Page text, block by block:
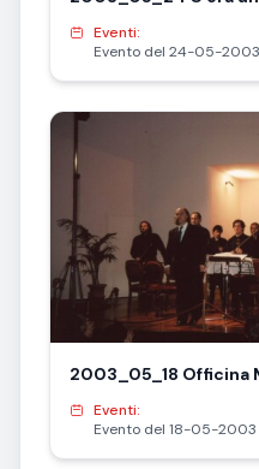
Eventi:
Evento del 24-05-2003
2003_05_18 Officina
Eventi:
Evento del 18-05-2003